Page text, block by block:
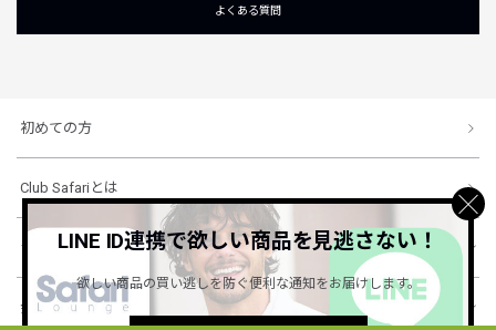
よくある質問
初めての方
Club Safariとは
ショッピングガイド
会社概要・規約
LINE ID連携で欲しい商品を見逃さない！
欲しい商品の買い逃しを防ぐ便利な通知をお届けします。